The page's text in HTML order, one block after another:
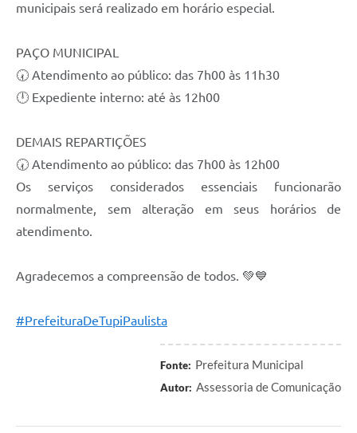
municipais será realizado em horário especial.
PAÇO MUNICIPAL
🕢 Atendimento ao público: das 7h00 às 11h30
🕛 Expediente interno: até às 12h00
DEMAIS REPARTIÇÕES
🕢 Atendimento ao público: das 7h00 às 12h00
Os serviços considerados essenciais funcionarão
normalmente, sem alteração em seus horários de
atendimento.
Agradecemos a compreensão de todos. 💚💙
#PrefeituraDeTupiPaulista
Fonte: Prefeitura Municipal
Autor: Assessoria de Comunicação